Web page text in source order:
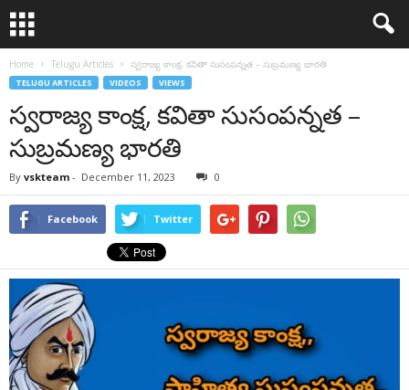
Home Telugu Articles స్వరాజ్య కాంక్ష, కవితా సుసంపన్నత – సుబ్రమణ్య భారతి
TELUGU ARTICLES VIDEOS VIEWS
స్వరాజ్య కాంక్ష, కవితా సుసంపన్నత –
సుబ్రమణ్య భారతి
By vskteam - December 11, 2023 0
Facebook Twitter